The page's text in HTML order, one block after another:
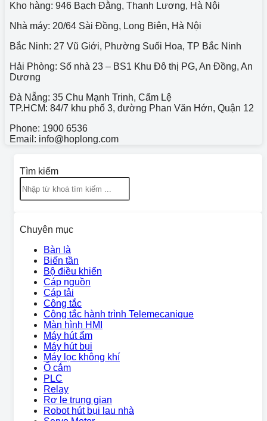
Kho hàng: 946 Bạch Đằng, Thanh Lương, Hà Nội
Nhà máy: 20/64 Sài Đồng, Long Biên, Hà Nội
Bắc Ninh: 27 Vũ Giới, Phường Suối Hoa, TP Bắc Ninh
Hải Phòng: Số nhà 23 – BS1 Khu Đô thị PG, An Đồng, An
Dương
Đà Nẵng: 35 Chu Mạnh Trinh, Cẩm Lệ
TP.HCM: 84/7 khu phố 3, đường Phan Văn Hớn, Quận 12
Phone: 1900 6536
Email: info@hoplong.com
Tìm kiếm
Chuyên mục
Bàn là
Biến tần
Bộ điều khiển
Cáp nguồn
Cáp tải
Công tắc
Công tắc hành trình Telemecanique
Màn hình HMI
Máy hút ẩm
Máy hút bụi
Máy lọc không khí
Ổ cắm
PLC
Relay
Rơ le trung gian
Robot hút bụi lau nhà